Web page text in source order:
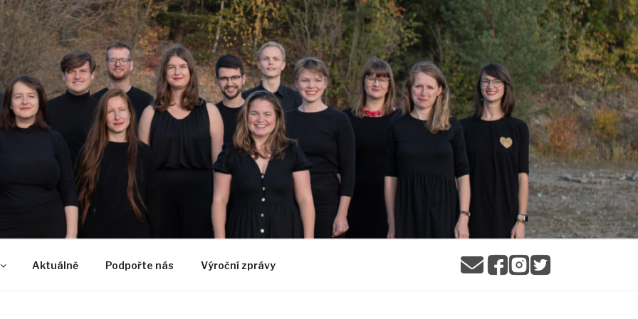
Aktuálně Podpořte nás Výroční zprávy